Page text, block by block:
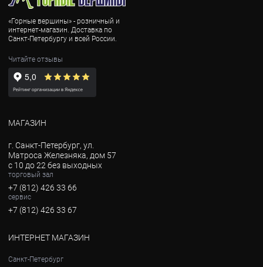
«Горные вершины» - розничный и
интернет-магазин. Доставка по
Санкт-Петербургу и всей России.
Читайте отзывы
МАГАЗИН
г. Санкт-Петербург, ул.
Матроса Железняка, дом 57
с 10 до 22 без выходных
торговый зал
+7 (812) 426 33 66
сервис
+7 (812) 426 33 67
ИНТЕРНЕТ МАГАЗИН
Санкт-Петербург